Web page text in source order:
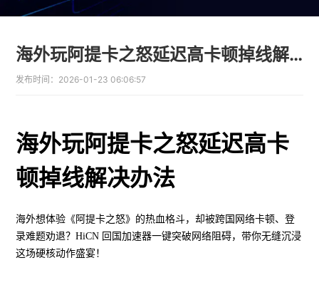
海外玩阿提卡之怒延迟高卡顿掉线解决办法
发布时间： 2026-01-23 06:06:57
海外玩阿提卡之怒延迟高卡
顿掉线解决办法
海外想体验《阿提卡之怒》的热血格斗，却被跨国网络卡顿、登
录难题劝退？HiCN 回国加速器一键突破网络阻碍，带你无缝沉浸
这场硬核动作盛宴！